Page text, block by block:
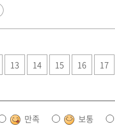
13 14 15 16 17
만족 보통